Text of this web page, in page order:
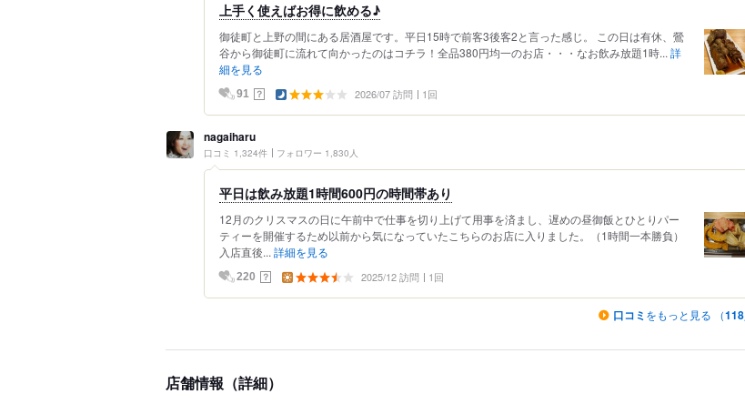
上手く使えばお得に飲める♪
御徒町と上野の間にある居酒屋です。平日15時で前客3後客2と言った感じ。 この日は有休、鶯
谷から御徒町に流れて向かったのはコチラ！全品380円均一のお店・・・なお飲み放題1時... 詳
細を見る
91 ？ 2026/07 訪問 1回
nagaiharu
口コミ 1,324件 フォロワー 1,830人
平日は飲み放題1時間600円の時間帯あり
12月のクリスマスの日に午前中で仕事を切り上げて用事を済まし、遅めの昼御飯とひとりパー
ティーを開催するため以前から気になっていたこちらのお店に入りました。（1時間一本勝負）
入店直後... 詳細を見る
220 ？ 2025/12 訪問 1回
口コミ をもっと見る （118
店舗情報（詳細）